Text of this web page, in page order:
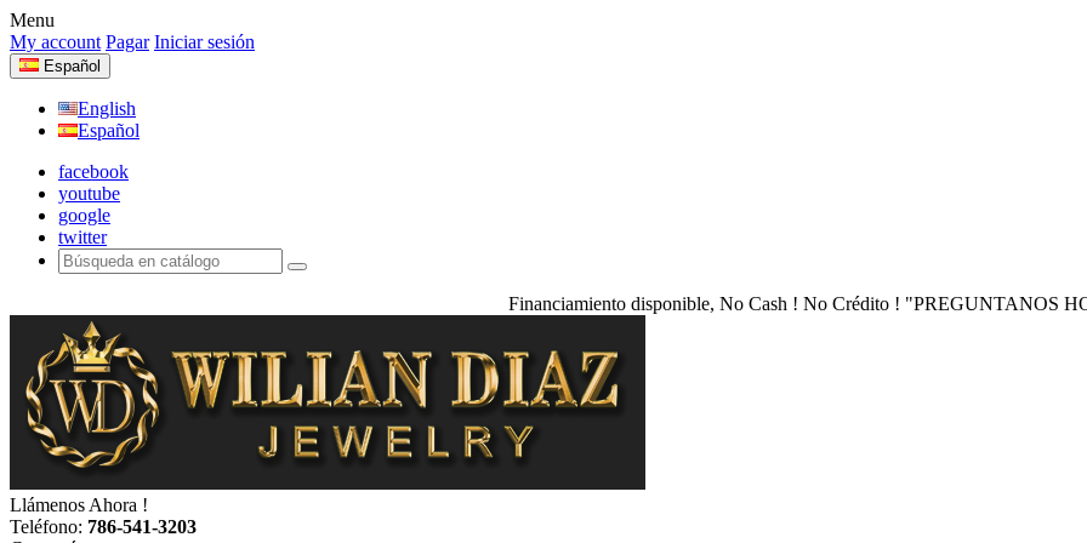
Menu
My account Pagar Iniciar sesión
Español
English
Español
facebook
youtube
google
twitter
Financiamiento disponible, No Cash ! No Crédito ! "PREGUNTANOS
Llámenos Ahora !
Teléfono: 786-541-3203